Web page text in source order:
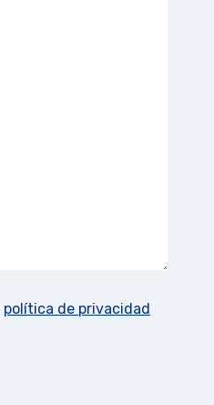
política de privacidad